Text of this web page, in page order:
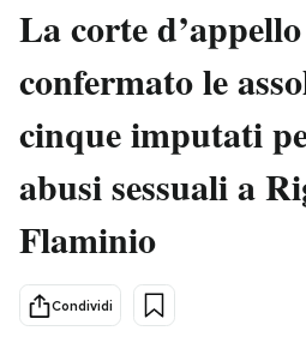
Italia
Politica
Tecnologia
Scienza
Cultura
Sport
La corte
confermato le
cinque imputati
abusi sessuali a
Flaminio
Condividi